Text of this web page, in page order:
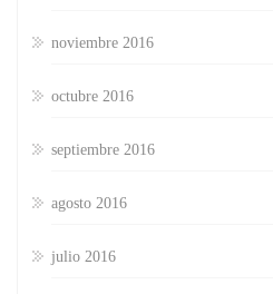
noviembre 2016
octubre 2016
septiembre 2016
agosto 2016
julio 2016